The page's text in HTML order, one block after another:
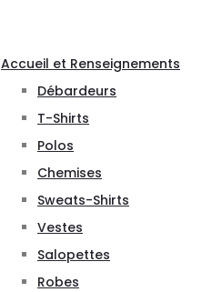
Accueil et Renseignements
Débardeurs
T-Shirts
Polos
Chemises
Sweats-Shirts
Vestes
Salopettes
Robes